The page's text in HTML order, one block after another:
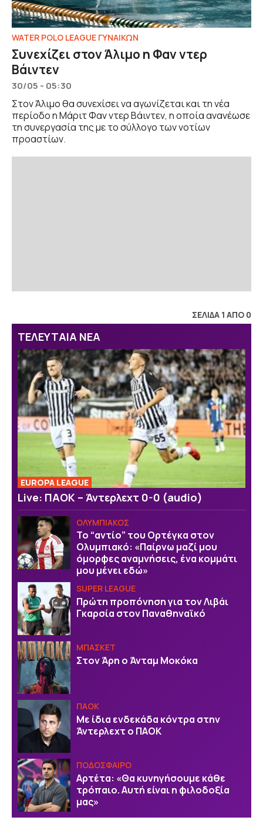
WATER POLO LEAGUE ΓΥΝΑΙΚΩΝ
Συνεχίζει στον Άλιμο η Φαν ντερ
Βάιντεν
30/05 - 05:30
Στον Άλιμο θα συνεχίσει να αγωνίζεται και τη νέα
περίοδο η Μάριτ Φαν ντερ Βάιντεν, η οποία ανανέωσε
τη συνεργασία της με το σύλλογο των νοτίων
προαστίων.
ΣΕΛΙΔΑ 1 ΑΠΟ 0
ΤΕΛΕΥΤΑΙΑ ΝΕΑ
EUROPA LEAGUE
Live: ΠΑΟΚ – Άντερλεχτ 0-0 (audio)
ΟΛΥΜΠΙΑΚΟΣ
Το “αντίο” του Ορτέγκα στον
Ολυμπιακό: «Παίρνω μαζί μου
όμορφες αναμνήσεις, ένα κομμάτι
μου μένει εδώ»
SUPER LEAGUE
Πρώτη προπόνηση για τον Λιβάι
Γκαρσία στον Παναθηναϊκό
ΜΠΑΣΚΕΤ
Στον Άρη ο Άνταμ Μοκόκα
ΠΑΟΚ
Με ίδια ενδεκάδα κόντρα στην
Άντερλεχτ ο ΠΑΟΚ
ΠΟΔΟΣΦΑΙΡΟ
Αρτέτα: «Θα κυνηγήσουμε κάθε
τρόπαιο. Αυτή είναι η φιλοδοξία
μας»